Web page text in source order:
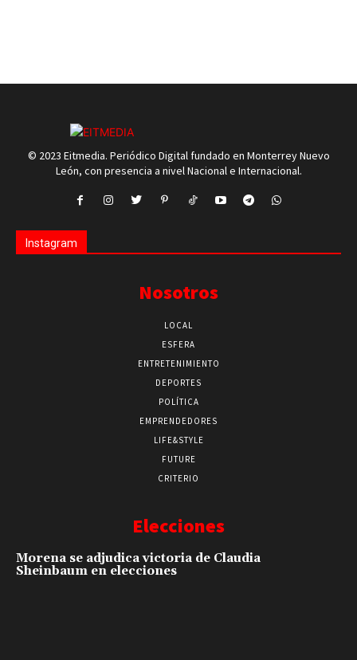
© 2023 Eitmedia. Periódico Digital fundado en Monterrey Nuevo
León, con presencia a nivel Nacional e Internacional.
Instagram
Nosotros
LOCAL
ESFERA
ENTRETENIMIENTO
DEPORTES
POLÍTICA
EMPRENDEDORES
LIFE&STYLE
FUTURE
CRITERIO
Elecciones
Morena se adjudica victoria de Claudia
Sheinbaum en elecciones